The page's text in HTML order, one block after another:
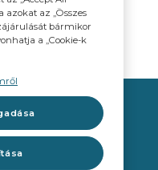
az „Összes
bármikor
a „Cookie-k